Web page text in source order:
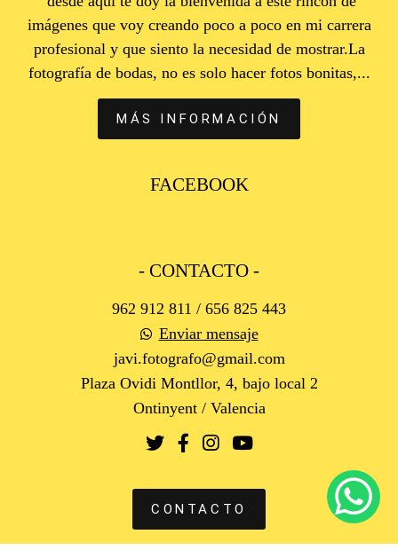
imágenes que voy creando poco a poco en mi carrera
profesional y que siento la necesidad de mostrar.La
fotografía de bodas, no es solo hacer fotos bonitas,...
MÁS INFORMACIÓN
FACEBOOK
- CONTACTO -
962 912 811 / 656 825 443
Enviar mensaje
javi.fotografo@gmail.com
Plaza Ovidi Montllor, 4, bajo local 2
Ontinyent / Valencia
CONTACTO